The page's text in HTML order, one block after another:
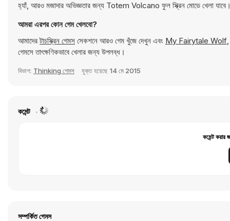
হ্যাঁ, আরও মজাদার অভিজ্ঞতার জন্য Totem Volcano ফুল স্ক্রিন মোডে খেলা
আমরা এরপর কোন গেম খেলবো?
আমাদেরটাচস্ক্রিন গেমস সেকশনে আরও গেম খুঁজে দেখুন এবং My Fairytale Wolf
গেমসে তাৎক্ষণিকভাবে খেলার জন্য উপলব্ধ।
বিভাগ: Thinking গেমস যুক্ত হয়েছে 14 মে 2015
কমেন্ট
কমেন্ট
সম্পর্কিত গেমস